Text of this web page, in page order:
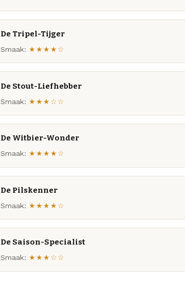
De Tripel-Tijger
Smaak: ★★★★☆
De Stout-Liefhebber
Smaak: ★★★☆☆
De Witbier-Wonder
Smaak: ★★★★☆
De Pilskenner
Smaak: ★★★★☆
De Saison-Specialist
Smaak: ★★★☆☆